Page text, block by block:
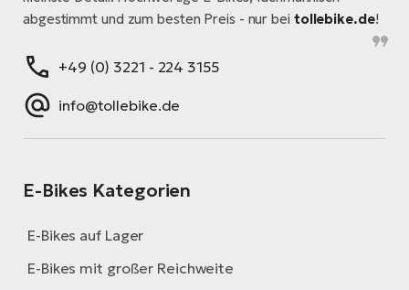
abgestimmt und zum besten Preis - nur bei tollebike.de!
+49 (0) 3221 - 224 3155
info@tollebike.de
E-Bikes Kategorien
E-Bikes auf Lager
E-Bikes mit großer Reichweite